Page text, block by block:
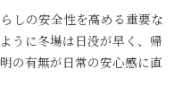
しの安全性を高める重要な
うに冬場は日没が早く、帰
の有無が日常の安心感に直